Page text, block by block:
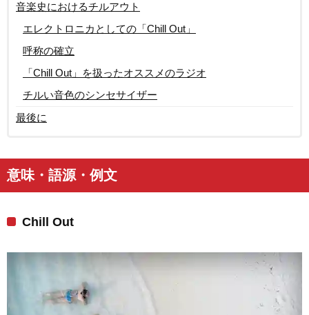
音楽史におけるチルアウト
エレクトロニカとしての「Chill Out」
呼称の確立
「Chill Out」を扱ったオススメのラジオ
チルい音色のシンセサイザー
最後に
意味・語源・例文
Chill Out